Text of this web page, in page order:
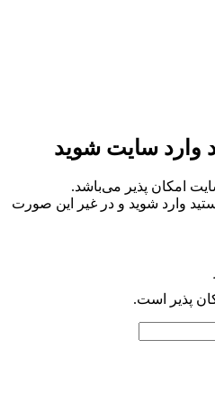
وارد سایت شوید
امکان پذیر می‌باشد.
وارد شوید و در غیر این صورت
پذیر است.